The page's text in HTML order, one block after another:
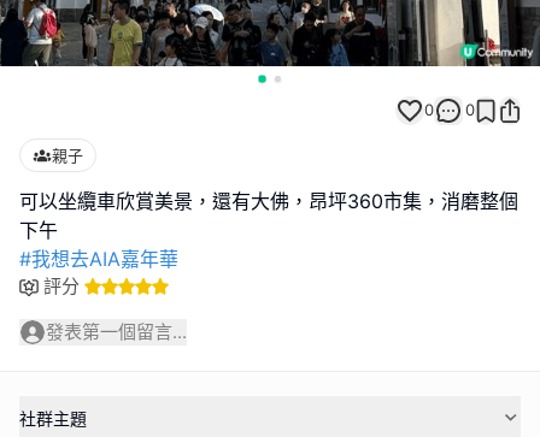
0 0
親子
可以坐纜車欣賞美景，還有大佛，昂坪360市集，消磨整個
#我想去AIA嘉年華
評分
發表第一個留言...
社群主題